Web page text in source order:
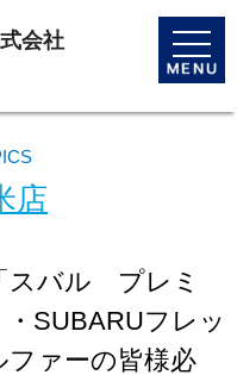
toggle
会社
店
スバル プレミ
SUBARUフレッ
ファーの皆様必